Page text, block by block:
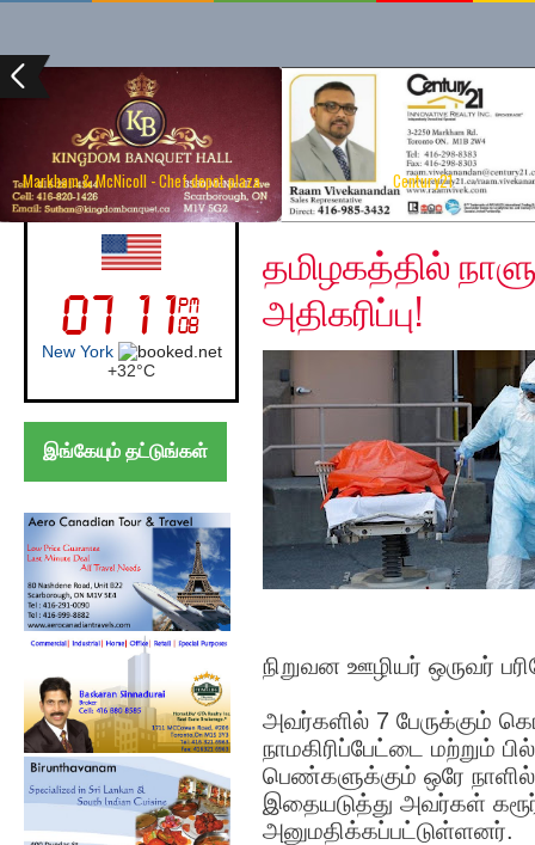
Markham & McNicoll - Chef depot plaza Century21
UK (London)
London
+21°C
இங்கேயும் தட்டுங்கள்
Thursday, May 7, 2020
தமிழகத்தில்
அதிகரிப்பு!
நிறுவன ஊழியர் ஒருவர்
அவர்களில் 7 பேருக்கும்
நாமகிரிப்பேட்டை மற்றும்
பெண்களுக்கும் ஒரே
இதையடுத்து அவர்கள்
அனுமதிக்கப்பட்டுள்ளனர்.